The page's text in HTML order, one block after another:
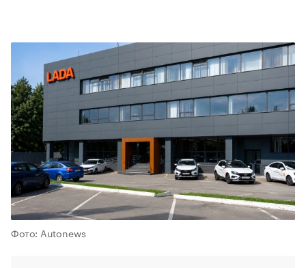
00:00 / 00:00
Фото: Autonews